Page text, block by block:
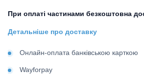
При оплаті частинами безкоштовна
Детальніше про доставку
Онлайн-оплата банківською карткою
Wayforpay